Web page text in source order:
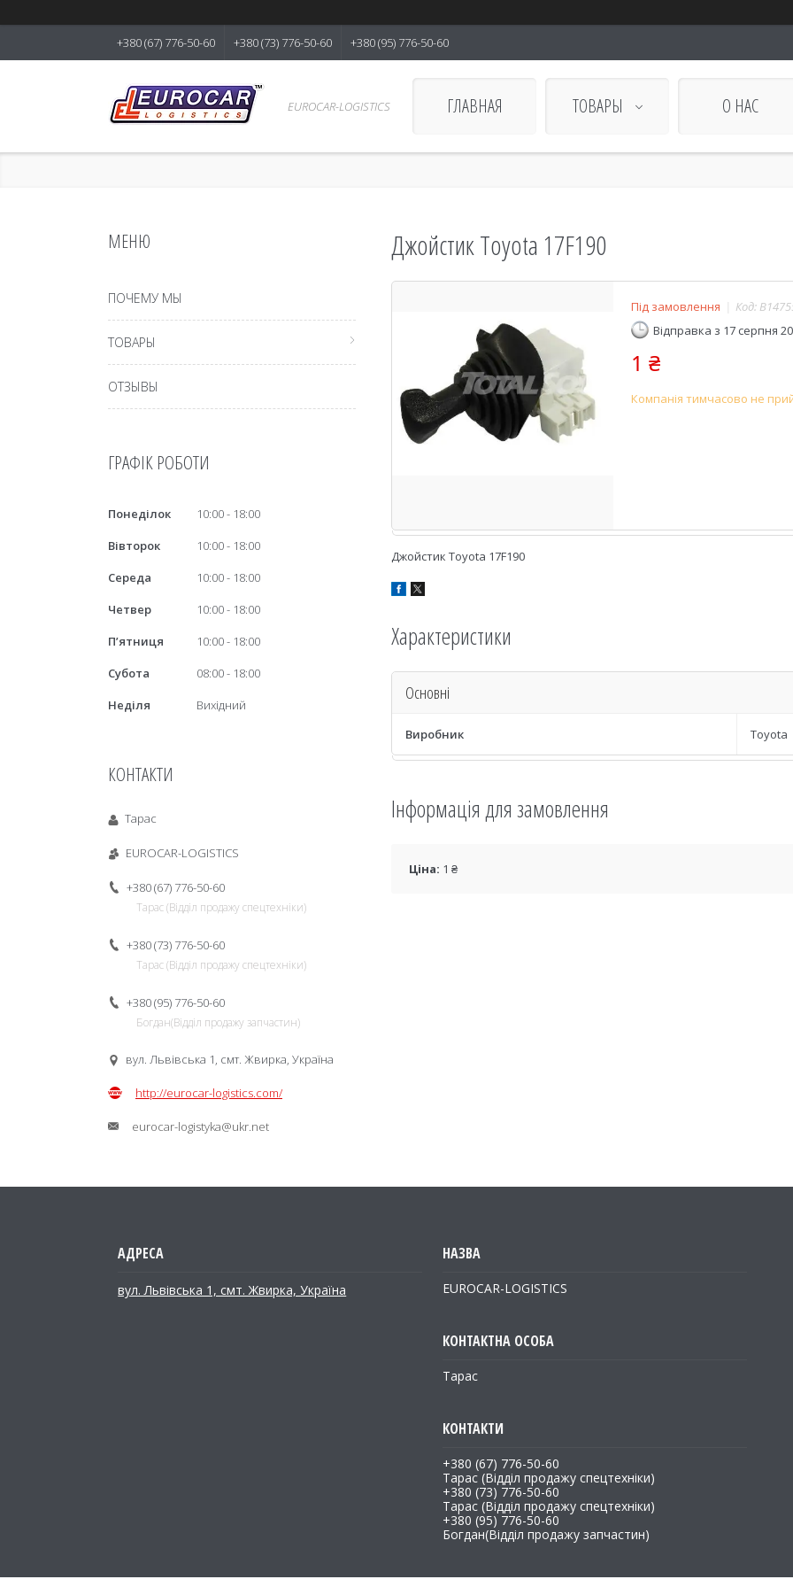
+380 (67) 776-50-60 +380 (73) 776-50-60 +380 (95) 776-50-60
EUROCAR-LOGISTICS ГЛАВНАЯ ТОВАРЫ О НАС
Джойстик Toyota 17F190
Під замовлення Код:
Відправка з 17 серпня
1 ₴
Компанія тимчасово не
Джойстик Toyota 17F190
Характеристики
Основні
Виробник Toyota
Інформація для замовлення
Ціна: 1 ₴
ПОЧЕМУ МЫ
ТОВАРЫ
ОТЗЫВЫ
ГРАФІК РОБОТИ
Понеділок 10:00
18:00
Вівторок
10:00
18:00
Середа
10:00
18:00
Четвер
10:00
18:00
Пʼятниця
10:00
18:00
Субота
08:00
18:00
Неділя
Вихідний
КОНТАКТИ
Тарас
EUROCAR-LOGISTICS
+380 (67) 776-50-60
Тарас (Відділ продажу спецтехніки)
+380 (73) 776-50-60
Тарас (Відділ продажу спецтехніки)
+380 (95) 776-50-60
Богдан(Відділ продажу запчастин)
вул. Львівська 1, смт. Жвирка, Україна
http://eurocar-logistics.com/
eurocar-logistyka@ukr.net
вул. Львівська 1, смт. Жвирка, Україна EUROCAR-LOGISTICS
Тарас
+380 (67) 776-50-60
Тарас (Відділ продажу спецтехніки)
+380 (73) 776-50-60
Тарас (Відділ продажу спецтехніки)
+380 (95) 776-50-60
Богдан(Відділ продажу запчастин)